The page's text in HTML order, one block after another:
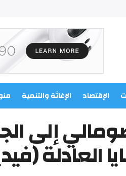
الإقتصاد الإغاثة والتنمية
إلى
العادلة